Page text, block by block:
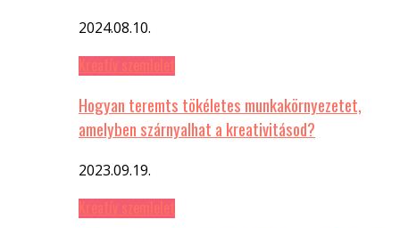
2024.08.10.
Hogyan teremts tökéletes munkakörnyezetet,
amelyben szárnyalhat a kreativitásod?
2023.09.19.